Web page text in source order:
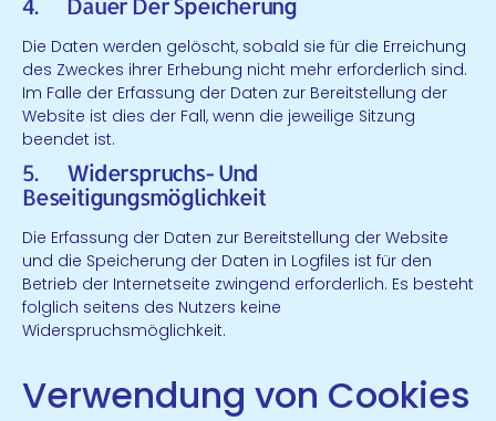
Die Daten werden gelöscht, sobald sie für die Erreichung
des Zweckes ihrer Erhebung nicht mehr erforderlich sind.
Im Falle der Erfassung der Daten zur Bereitstellung der
Website ist dies der Fall, wenn die jeweilige Sitzung
beendet ist.
5. Widerspruchs- Und
Beseitigungsmöglichkeit
Die Erfassung der Daten zur Bereitstellung der Website
und die Speicherung der Daten in Logfiles ist für den
Betrieb der Internetseite zwingend erforderlich. Es besteht
folglich seitens des Nutzers keine
Widerspruchsmöglichkeit.
Verwendung von Cookies